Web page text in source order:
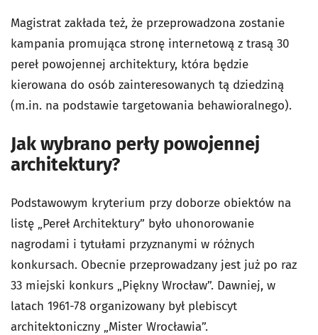
Magistrat zakłada też, że przeprowadzona zostanie
kampania promująca stronę internetową z trasą 30
pereł powojennej architektury, która będzie
kierowana do osób zainteresowanych tą dziedziną
(m.in. na podstawie targetowania behawioralnego).
Jak wybrano perły powojennej
architektury?
Podstawowym kryterium przy doborze obiektów na
listę „Pereł Architektury” było uhonorowanie
nagrodami i tytułami przyznanymi w różnych
konkursach. Obecnie przeprowadzany jest już po raz
33 miejski konkurs „Piękny Wrocław”. Dawniej, w
latach 1961-78 organizowany był plebiscyt
architektoniczny „Mister Wrocławia”.